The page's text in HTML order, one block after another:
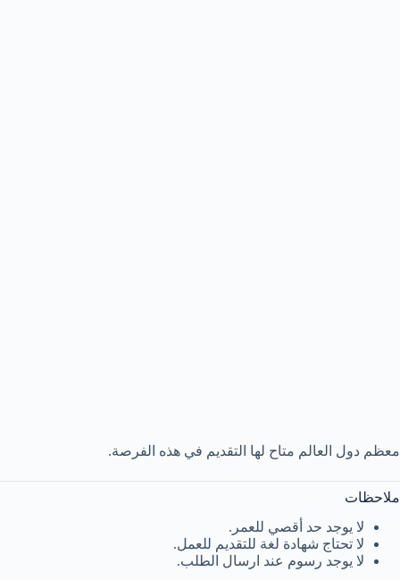
معظم دول العالم متاح لها التقديم في هذه الفرصة.
ملاحظات
لا يوجد حد أقصي للعمر.
لا تحتاج شهادة لغة للتقديم للعمل.
لا يوجد رسوم عند ارسال الطلب.